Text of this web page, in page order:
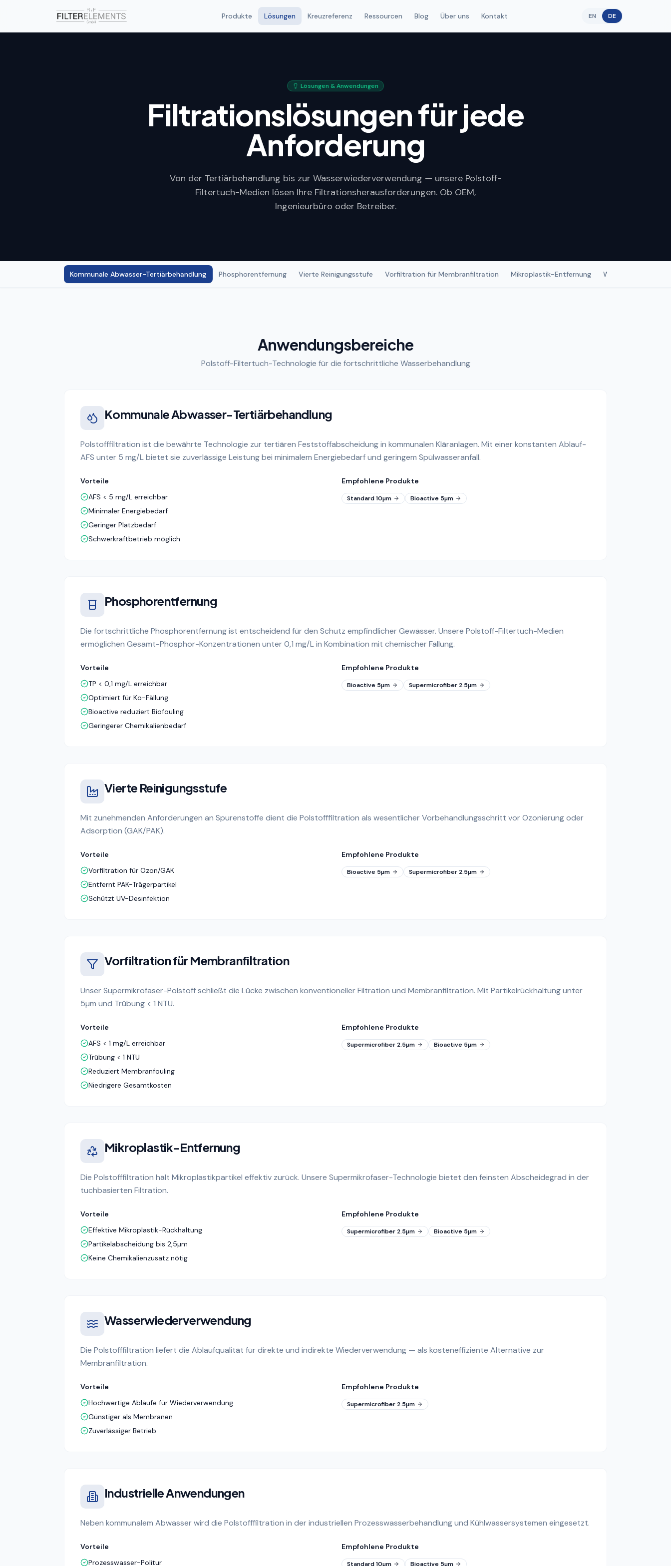
Produkte Lösungen Kreuzreferenz Ressourcen Blog Über uns Kontakt EN DE
Lösungen & Anwendungen
Filtrationslösungen für jede
Anforderung
Von der Tertiärbehandlung bis zur Wasserwiederverwendung — unsere Polstoff-
Filtertuch-Medien lösen Ihre Filtrationsherausforderungen. Ob OEM,
Ingenieurbüro oder Betreiber.
Kommunale Abwasser-Tertiärbehandlung Phosphorentfernung Vierte Reinigungsstufe Vorfiltration für Membranfiltration Mikroplastik-Entfernung
Anwendungsbereiche
Polstoff-Filtertuch-Technologie für die fortschrittliche Wasserbehandlung
Kommunale Abwasser-Tertiärbehandlung
Polstofffiltration ist die bewährte Technologie zur tertiären Feststoffabscheidung in kommunalen Kläranlagen. Mit einer konstanten Ablauf-
AFS unter 5 mg/L bietet sie zuverlässige Leistung bei minimalem Energiebedarf und geringem Spülwasseranfall.
Vorteile
AFS < 5 mg/L erreichbar
Minimaler Energiebedarf
Geringer Platzbedarf
Schwerkraftbetrieb möglich
Empfohlene Produkte
Standard 10µm Bioactive 5µm
Phosphorentfernung
Die fortschrittliche Phosphorentfernung ist entscheidend für den Schutz empfindlicher Gewässer. Unsere Polstoff-Filtertuch-Medien
ermöglichen Gesamt-Phosphor-Konzentrationen unter 0,1 mg/L in Kombination mit chemischer Fällung.
Vorteile
TP < 0,1 mg/L erreichbar
Optimiert für Ko-Fällung
Bioactive reduziert Biofouling
Geringerer Chemikalienbedarf
Empfohlene Produkte
Bioactive 5µm Supermicrofiber 2.5µm
Vierte Reinigungsstufe
Mit zunehmenden Anforderungen an Spurenstoffe dient die Polstofffiltration als wesentlicher Vorbehandlungsschritt vor Ozonierung oder
Adsorption (GAK/PAK).
Vorteile
Vorfiltration für Ozon/GAK
Entfernt PAK-Trägerpartikel
Schützt UV-Desinfektion
Empfohlene Produkte
Bioactive 5µm Supermicrofiber 2.5µm
Vorfiltration für Membranfiltration
Unser Supermikrofaser-Polstoff schließt die Lücke zwischen konventioneller Filtration und Membranfiltration. Mit Partikelrückhaltung unter
5µm und Trübung < 1 NTU.
Vorteile
AFS < 1 mg/L erreichbar
Trübung < 1 NTU
Reduziert Membranfouling
Niedrigere Gesamtkosten
Empfohlene Produkte
Supermicrofiber 2.5µm Bioactive 5µm
Mikroplastik-Entfernung
Die Polstofffiltration hält Mikroplastikpartikel effektiv zurück. Unsere Supermikrofaser-Technologie bietet den feinsten Abscheidegrad in der
tuchbasierten Filtration.
Vorteile
Effektive Mikroplastik-Rückhaltung
Partikelabscheidung bis 2,5µm
Keine Chemikalienzusatz nötig
Empfohlene Produkte
Supermicrofiber 2.5µm Bioactive 5µm
Wasserwiederverwendung
Die Polstofffiltration liefert die Ablaufqualität für direkte und indirekte Wiederverwendung — als kosteneffiziente Alternative zur
Membranfiltration.
Vorteile
Hochwertige Abläufe für Wiederverwendung
Günstiger als Membranen
Zuverlässiger Betrieb
Empfohlene Produkte
Supermicrofiber 2.5µm
Industrielle Anwendungen
Neben kommunalem Abwasser wird die Polstofffiltration in der industriellen Prozesswasserbehandlung und Kühlwassersystemen eingesetzt.
Vorteile
Prozesswasser-Politur
Empfohlene Produkte
Standard 10µm Bioactive 5µm